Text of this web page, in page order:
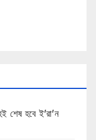
শেষ হবে ই’রা’ন